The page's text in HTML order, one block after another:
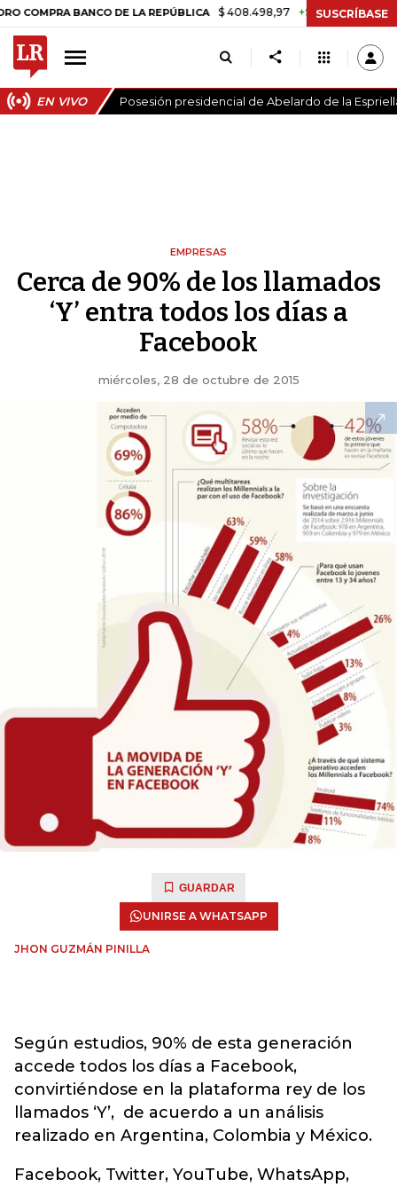
BANCO DE LA REPÚBLICA $ 408.498,97 +$ 8.753,81 +2,19%
SUSCRÍBASE
EN VIVO Posesión presidencial de Abelardo de la
EMPRESAS
Cerca de 90% de los llamados
‘Y’ entra todos los días a
Facebook
miércoles, 28 de octubre de 2015
GUARDAR
UNIRSE A WHATSAPP
JHON GUZMÁN PINILLA
Según estudios, 90% de esta generación
accede todos los días a Facebook,
convirtiéndose en la plataforma rey de los
llamados ‘Y’, de acuerdo a un análisis
realizado en Argentina, Colombia y México.
Facebook, Twitter, YouTube, WhatsApp,